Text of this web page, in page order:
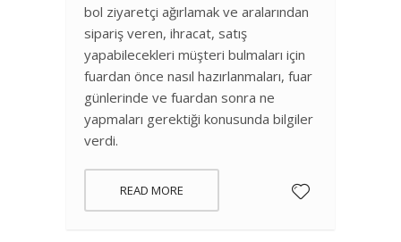
bol ziyaretçi ağırlamak ve aralarından
sipariş veren, ihracat, satış
yapabilecekleri müşteri bulmaları için
fuardan önce nasıl hazırlanmaları, fuar
günlerinde ve fuardan sonra ne
yapmaları gerektiği konusunda bilgiler
verdi.
READ MORE